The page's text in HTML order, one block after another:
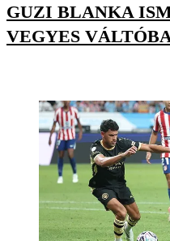
GUZI BLANKA
VEGYES